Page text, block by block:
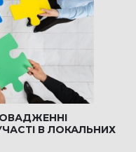
В ЛОКАЛЬНИХ